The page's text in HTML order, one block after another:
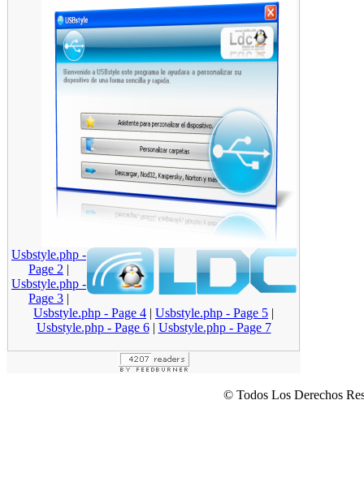
Usbstyle.php -
Page 2 |
Usbstyle.php -
Page 3 |
Usbstyle.php - Page 4 | Usbstyle.php - Page 5 |
Usbstyle.php - Page 6| Usbstyle.php - Page 7
© Todos Los Derechos